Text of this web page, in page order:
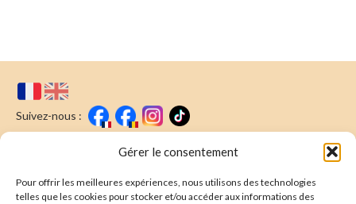
Gérer le consentement
Pour offrir les meilleures expériences, nous utilisons des technologies
telles que les cookies pour stocker et/ou accéder aux informations des
Suivez-nous :
Nous écrire
Newsletter